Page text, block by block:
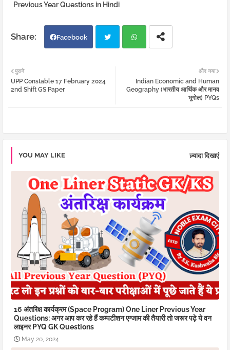
Previous Year Questions in Hindi
Facebook
tter atsa
और नया
Indian Economic and Human
Geography (भारतीय आर्थिक और मानव
भूगोल) PYQs
पुराने
UPP Constable 17 February 2024
2nd Shift GS Paper
YOU MAY LIKE ज़्यादा दिखाएं
16 अंतरिक्ष कार्यक्रम (Space Program) One Liner Previous Year
Questions: अगर आप कर रहे हैं कम्पटीशन एग्जाम की तैयारी तो जरूर पढ़े ये वन
लाइनर PYQ GK Questions
May 20, 2024